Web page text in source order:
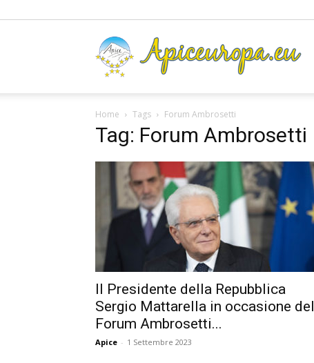
Home Tags Forum Ambrosetti
Tag: Forum Ambrosetti
Il Presidente della Repubblica
Sergio Mattarella in occasione del
Forum Ambrosetti...
Apice - 1 Settembre 2023